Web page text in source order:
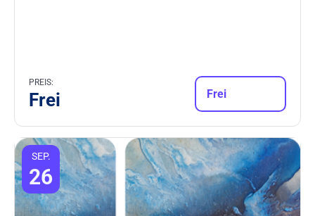
PREIS:
Frei Frei
SEP.
26